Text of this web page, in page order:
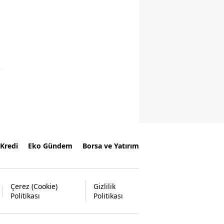
Kredi Eko Gündem Borsa ve Yatırım
Çerez (Cookie)
Politikası
Gizlilik
Politikası